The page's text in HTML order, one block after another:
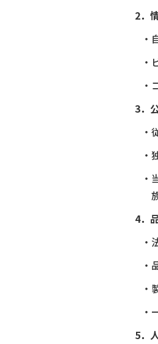
2．
・
・
・
3．
・
・
・
4．
・
・
・
・
5．